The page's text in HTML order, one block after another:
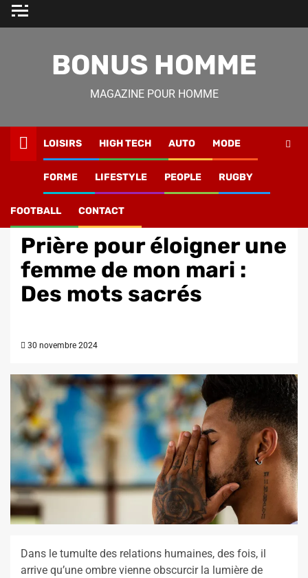
Skip
BONUS HOMME
MAGAZINE POUR HOMME
LOISIRS HIGH TECH AUTO MODE
FORME LIFESTYLE PEOPLE RUGBY
FOOTBALL CONTACT
femme de mon mari : Des mots sacrés
Prière pour éloigner une
femme de mon mari :
Des mots sacrés
30 novembre 2024
Dans le tumulte des relations humaines, des fois, il
arrive qu’une ombre vienne obscurcir la lumière de